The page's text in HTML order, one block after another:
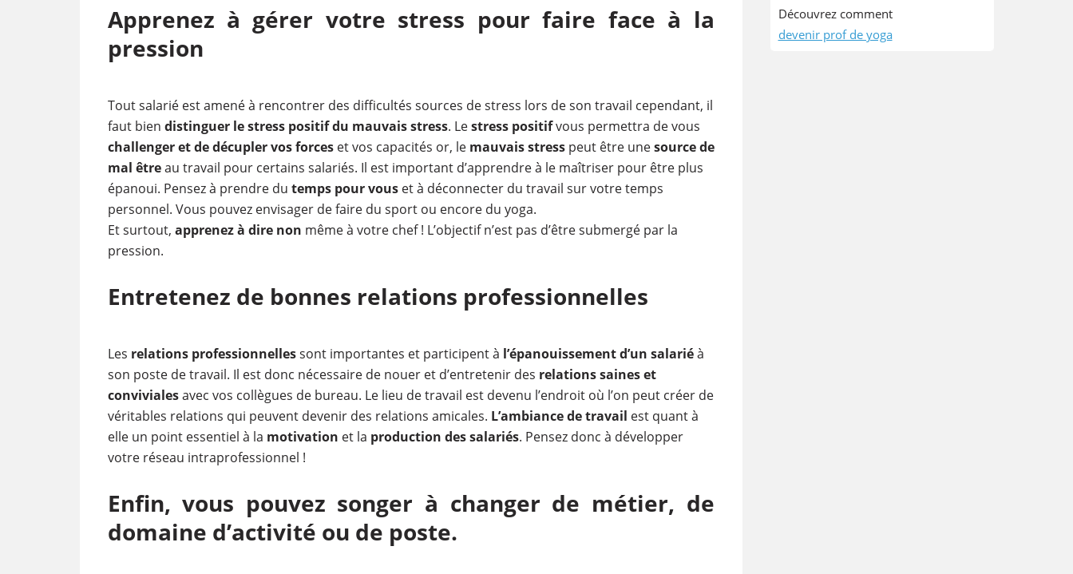
Apprenez à gérer votre stress pour faire face à la
pression
Tout salarié est amené à rencontrer des difficultés sources de stress lors de son travail cependant, il
faut bien distinguer le stress positif du mauvais stress. Lestress positifvous permettra de vous
challenger et de décupler vos forceset vos capacités or, le mauvais stresspeut être unesource de
mal êtreau travail pour certains salariés. Il est important d’apprendre à le maîtriser pour être plus
épanoui. Pensez à prendre du temps pour vouset à déconnecter du travail sur votre temps
personnel. Vous pouvez envisager de faire du sport ou encore du yoga.
Et surtout, apprenez à dire non même à votre chef ! L’objectif n’est pas d’être submergé par la
pression.
Entretenez de bonnes relations professionnelles
Les relations professionnellessont importantes et participent à l’épanouissement d’un salariéà
son poste de travail. Il est donc nécessaire de nouer et d’entretenir des relations saines et
convivialesavec vos collègues de bureau. Le lieu de travail est devenu l’endroit où l’on peut créer de
véritables relations qui peuvent devenir des relations amicales. L’ambiance de travail est quant à
elle un point essentiel à la motivation et la production des salariés. Pensez donc à développer
votre réseau intraprofessionnel !
Enfin, vous pouvez songer à changer de métier, de
domaine d’activité ou de poste.
Découvrez comment
devenir prof de yoga